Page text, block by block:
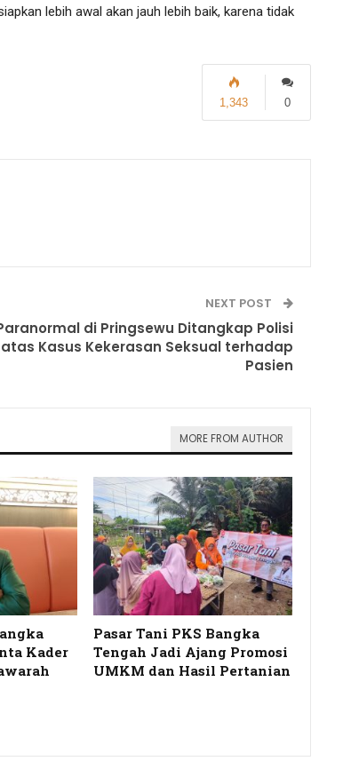
lebih awal akan jauh lebih baik, karena tidak
0
1,343
NEXT POST
di Pringsewu Ditangkap Polisi
atas Kasus Kekerasan Seksual terhadap
Pasien
MORE FROM AUTHOR
Kader
Pasar Tani PKS Bangka
Tengah Jadi Ajang Promosi
UMKM dan Hasil Pertanian